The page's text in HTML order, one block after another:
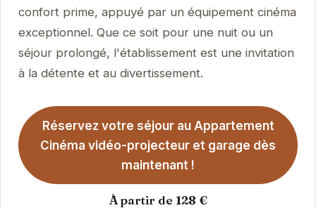
confort prime, appuyé par un équipement cinéma
exceptionnel. Que ce soit pour une nuit ou un
séjour prolongé, l'établissement est une invitation
à la détente et au divertissement.
Réservez votre séjour au Appartement
Cinéma vidéo-projecteur et garage dès
maintenant !
À partir de 128 €